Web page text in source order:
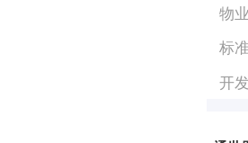
物
标
开